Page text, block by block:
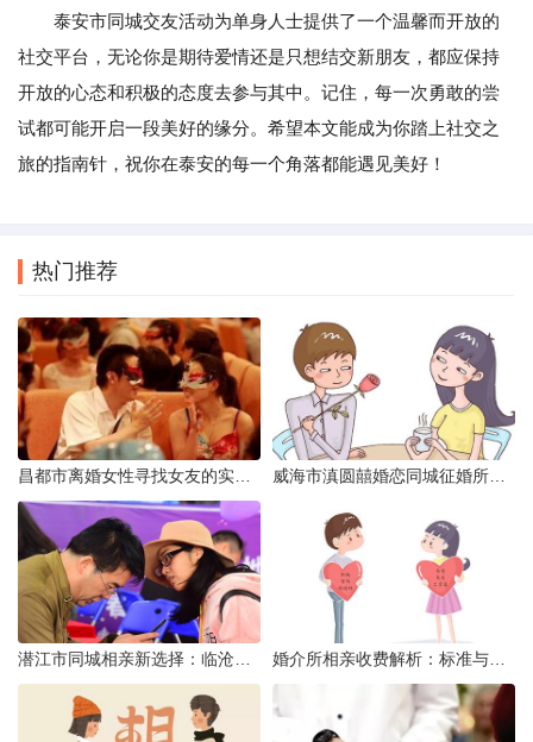
泰安市同城交友活动为单身人士提供了一个温馨而开放的
社交平台，无论你是期待爱情还是只想结交新朋友，都应保持
开放的心态和积极的态度去参与其中。记住，每一次勇敢的尝
试都可能开启一段美好的缘分。希望本文能成为你踏上社交之
旅的指南针，祝你在泰安的每一个角落都能遇见美好！
热门推荐